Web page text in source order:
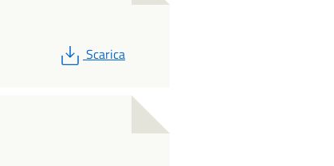
PDF
Scarica